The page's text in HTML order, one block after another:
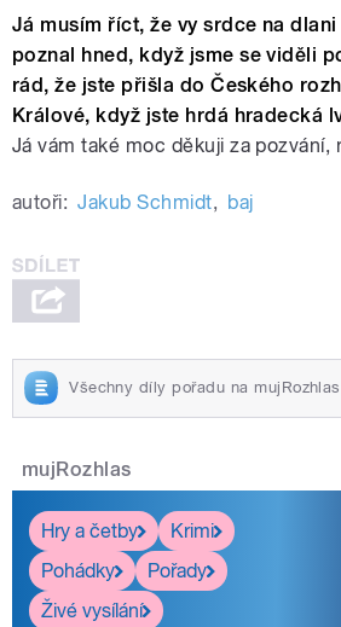
Já musím říct, že vy srdce na
poznal hned, když jsme se viděli
rád, že jste přišla do Českého
Králové, když jste hrdá hradecká
Já vám také moc děkuji za pozvání,
autoři: Jakub Schmidt, baj
Všechny díly pořadu na mujRozhlas
mujRozhlas
Hry a četby
Krimi
Pohádky
Pořady
Živé vysílání